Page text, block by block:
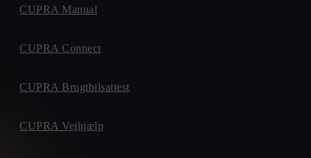
CUPRA Manual
CUPRA Connect
CUPRA Brugtbilsattest
CUPRA Vejhjælp